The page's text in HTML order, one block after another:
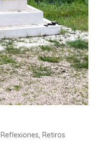
Reflexiones, Retiros